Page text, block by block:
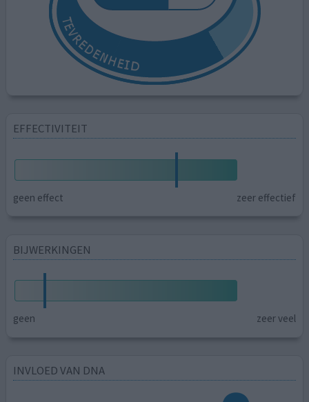
EFFECTIVITEIT
geen effect zeer effectief
BIJWERKINGEN
geen zeer veel
INVLOED VAN DNA